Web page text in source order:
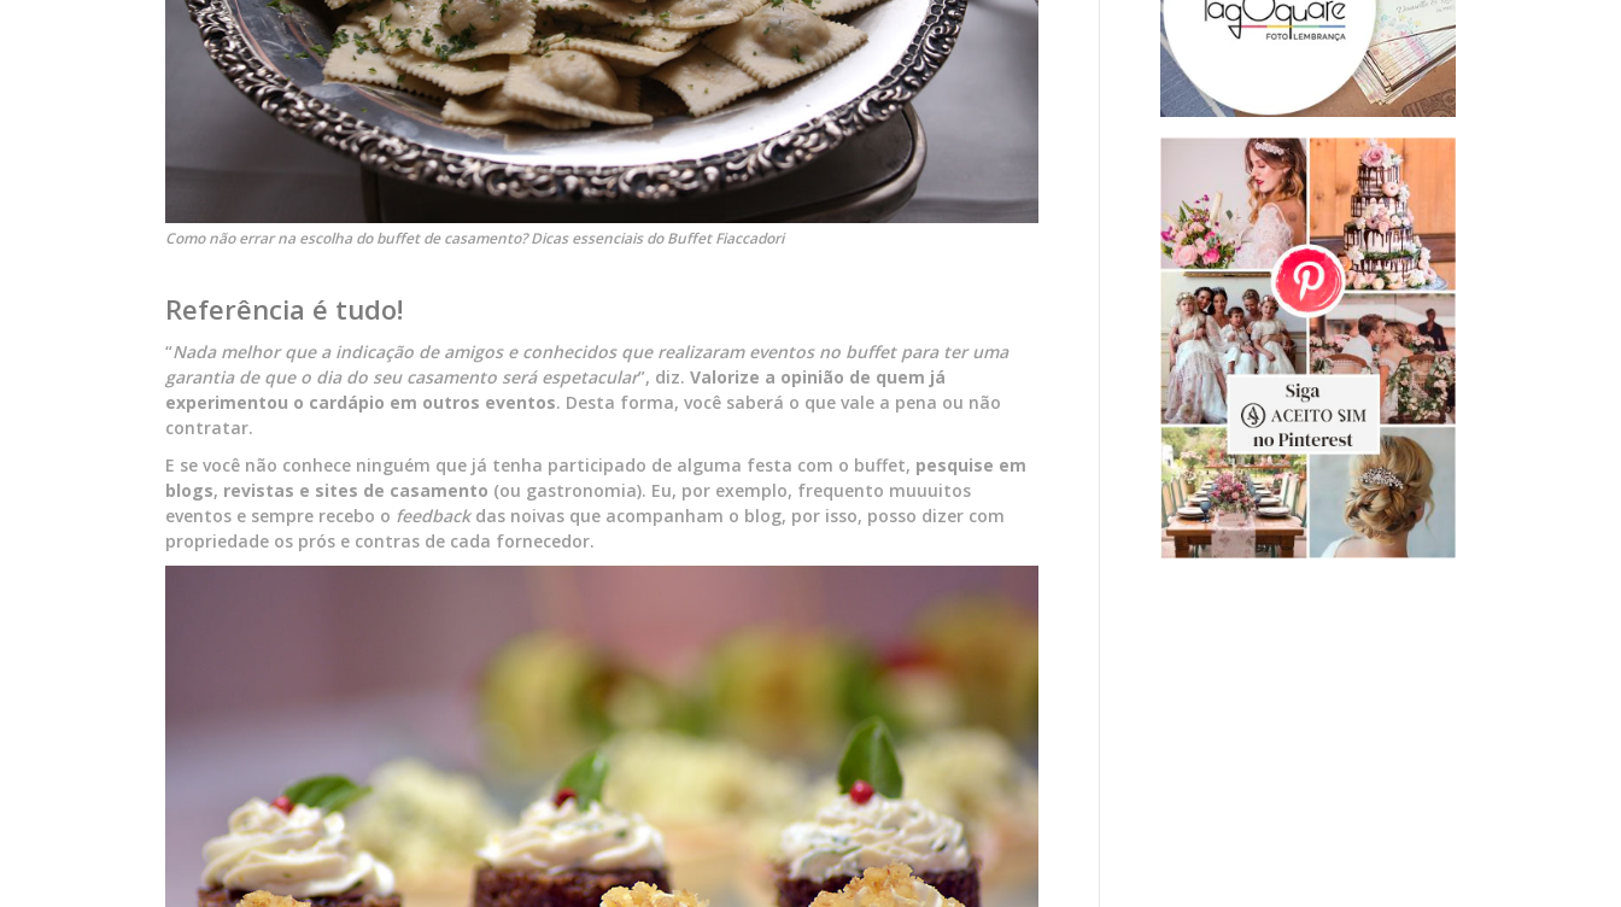
Como não errar na escolha do buffet de casamento? Dicas essenciais do Buffet Fiaccadori
Referência é tudo!
“Nada melhor que a indicação de amigos e conhecidos que realizaram eventos no buffet para ter uma
garantia de que o dia do seu casamento será espetacular”, diz. Valorize a opinião de quem já
experimentou o cardápio em outros eventos. Desta forma, você saberá o que vale a pena ou não
contratar.
E se você não conhece ninguém que já tenha participado de alguma festa com o buffet, pesquise em
blogs, revistas e sites de casamento (ou gastronomia). Eu, por exemplo, frequento muuuitos
eventos e sempre recebo o feedbackdas noivas que acompanham o blog, por isso, posso dizer com
propriedade os prós e contras de cada fornecedor.